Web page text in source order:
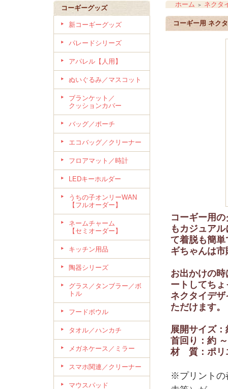
コーギーグッズ
新コーギーグッズ
パレードシリーズ
アパレル【人用】
ぬいぐるみ／マスコット
ブランケット／
クッションカバー
バッグ／ポーチ
エコバッグ／クリーナー
フロアマット／時計
LEDキーホルダー
うちの子オンリーWAN
【フルオーダー】
ネームチャーム
【セミオーダー】
キッチン用品
陶器シリーズ
グラス／タンブラー／ボ
トル
フードボウル
タオル／ハンカチ
メガネケース／ミラー
スマホ関連／クリーナー
マウスパッド
ホーム ＞ ネク
コーギー用 ネク
コーギー用
もカジュア
て着脱も簡
ギちゃんは
お出かけの
ートしてち
ネクタイデ
ただけます。
展開サイズ
首回り：約
材 質：ポリ
※プリントの